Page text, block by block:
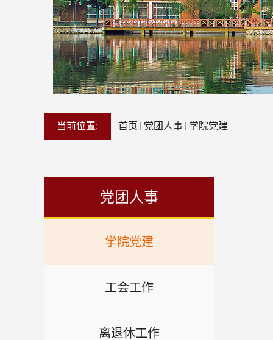
当前位置: 首页 党团人事 学院党建
党团人事
学院党建
工会工作
离退休工作